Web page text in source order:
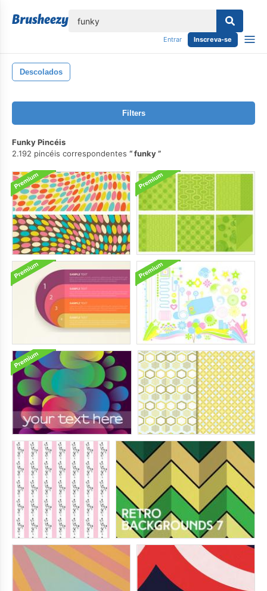
Entrar Inscreva-se
Descolados
Filters
Funky Pincéis
2.192 pincéis correspondentes
funky